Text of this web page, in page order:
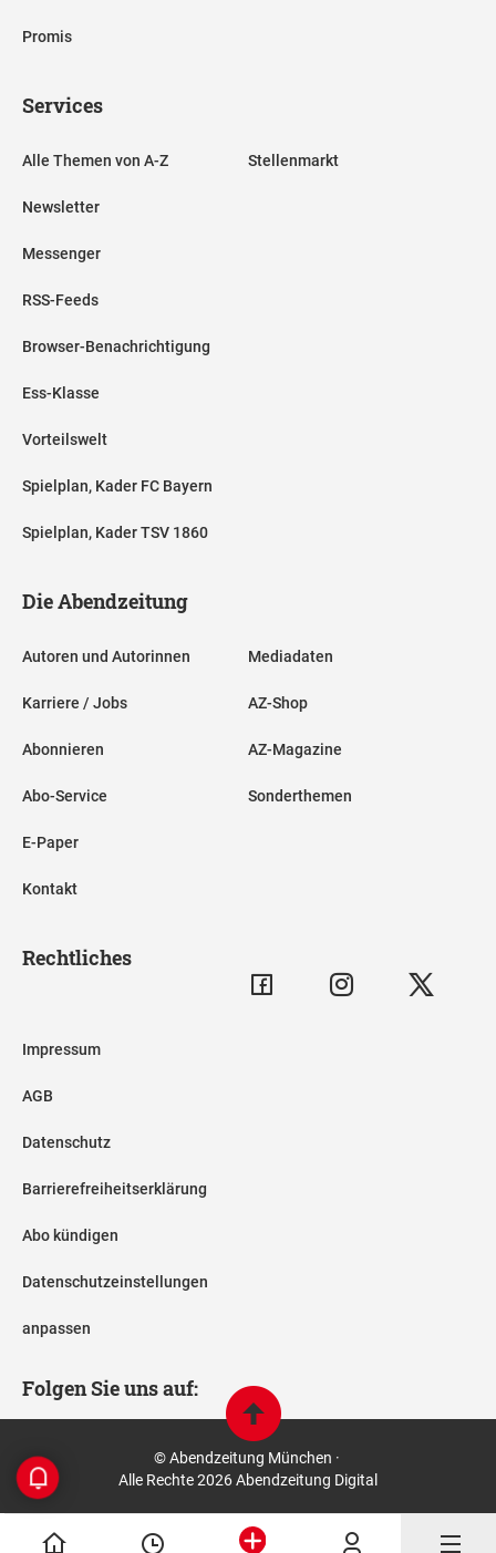
Promis
Services
Alle Themen von A-Z
Newsletter
Messenger
RSS-Feeds
Browser-Benachrichtigung
Ess-Klasse
Vorteilswelt
Spielplan, Kader FC Bayern
Spielplan, Kader TSV 1860
Stellenmarkt
Die Abendzeitung
Autoren und Autorinnen
Karriere / Jobs
Abonnieren
Abo-Service
E-Paper
Kontakt
Mediadaten
AZ-Shop
AZ-Magazine
Sonderthemen
Rechtliches
Impressum
AGB
Datenschutz
Barrierefreiheitserklärung
Abo kündigen
Datenschutzeinstellungen
anpassen
Folgen Sie uns auf:
© Abendzeitung München ·
Alle Rechte 2026 Abendzeitung Digital